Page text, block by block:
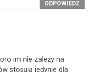
ODPOWIEDZ
im nie zależy na
stosują jedynie dla